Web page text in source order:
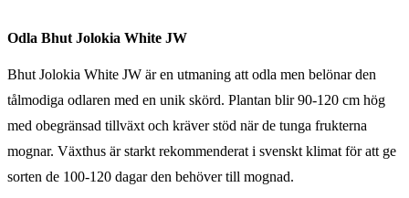
Odla Bhut Jolokia White JW
Bhut Jolokia White JW är en utmaning att odla men belönar den
tålmodiga odlaren med en unik skörd. Plantan blir 90-120 cm hög
med obegränsad tillväxt och kräver stöd när de tunga frukterna
mognar. Växthus är starkt rekommenderat i svenskt klimat för att ge
sorten de 100-120 dagar den behöver till mognad.